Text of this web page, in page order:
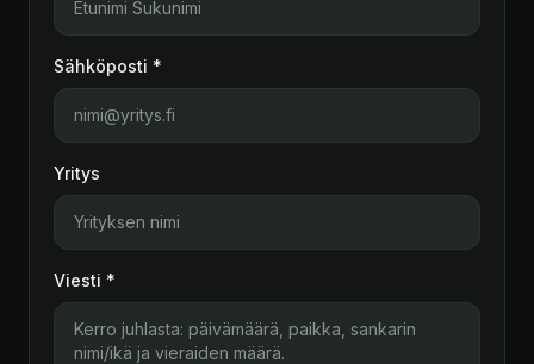
Sähköposti *
Yritys
Viesti *